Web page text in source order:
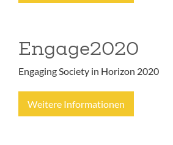
Engage2020
Engaging Society in Horizon 2020
Weitere Informationen